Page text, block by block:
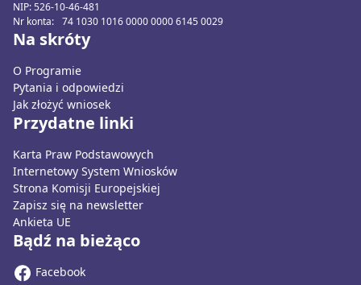
NIP: 526-10-46-481
Nr konta: 74 1030 1016 0000 0000 6145 0029
Na skróty
O Programie
Pytania i odpowiedzi
Jak złożyć wniosek
Przydatne linki
Karta Praw Podstawowych
Internetowy System Wniosków
Strona Komisji Europejskiej
Zapisz się na newsletter
Ankieta UE
Bądź na bieżąco
Facebook